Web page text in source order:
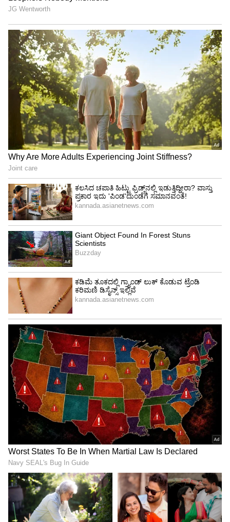
View post on Instagram
Shetty speech | Suvarna News
ಶೇ.50 ರಿಂದ ಶೇ.18 ಕ್ಕೆ TAX ಇಳಿಕೆ: ಮೋದಿ-
ಟ್ರಂಪ್ ಐತಿಹಾಸಿಕ ಒಪ್ಪಂದ | India US
Trade Deal | Party Rounds